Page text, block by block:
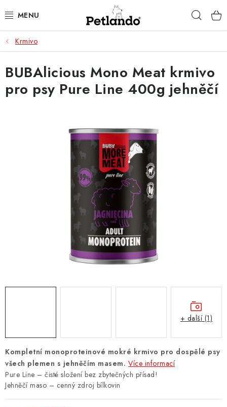
na
PRO PSY
PRO KOČKY
PRO PÁNÍČKY
REGISTROVAT
Obchodní podmínky
Doprava a platba Moje objednávka
Krmivo
Kompletní monoproteinové mokré krmivo pro dospělé psy
všech plemen s jehněčím masem. Více informací
Pure Line – čisté složení bez zbytečných přísad!
Jehněčí maso – cenný zdroj bílkovin
BUBAlicious Mono Meat krmivo
pro psy Pure Line 400g jehněčí
+ další (1)